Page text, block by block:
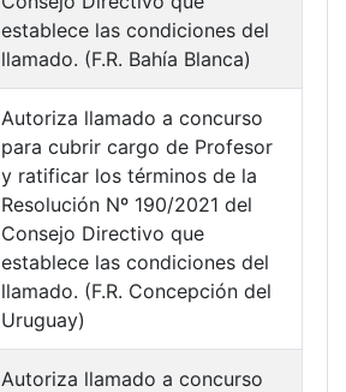
establece las condiciones del
llamado. (F.R. Bahía Blanca)
Autoriza llamado a concurso
para cubrir cargo de Profesor
y ratificar los términos de la
Resolución Nº 190/2021 del
Consejo Directivo que
establece las condiciones del
llamado. (F.R. Concepción del
Uruguay)
Autoriza llamado a concurso